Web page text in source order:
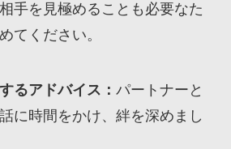
手を見極めることも必要なた
てください。
るアドバイス： パートナーと
に時間をかけ、絆を深めまし